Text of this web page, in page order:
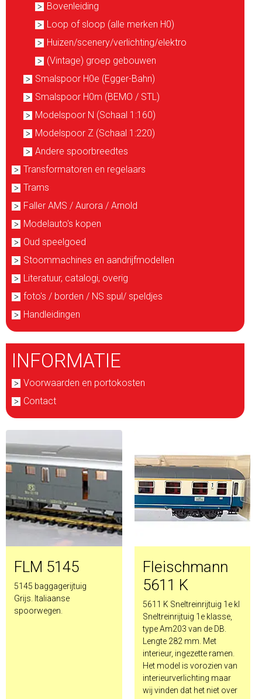
Bovenleiding
Loop of sloop (alle merken H0)
Huizen/scenery/verlichting/elektro
(Vintage) groep gebouwen
Smalspoor H0e (Egger-Bahn)
Smalspoor H0m (BEMO / STL)
Modelspoor N (Schaal 1:160)
Modelspoor Z (Schaal 1:220)
Andere spoorbreedtes
Transformatoren en regelaars
Trams
Faller AMS / Aurora / Arnold
Modelauto's kopen
Oud speelgoed
Stoommachines en aandrijfmodellen
Literatuur, catalogi, overig
foto's / borden / NS spul/ speldjes
Handleidingen
INFORMATIE
Voorwaarden en portokosten
Contact
FLM 5145
5145 baggagerijtuig
Grijs. Italiaanse
spoorwegen.
Fleischmann
5611 K
5611 K Sneltreinrijtuig 1e kl
Sneltreinrijtuig 1e klasse,
type Am203 van de DB.
Lengte 282 mm. Met
interieur, ingezette ramen.
Het model is vorozien van
interieurverlichting maar
wij vinden dat het niet over